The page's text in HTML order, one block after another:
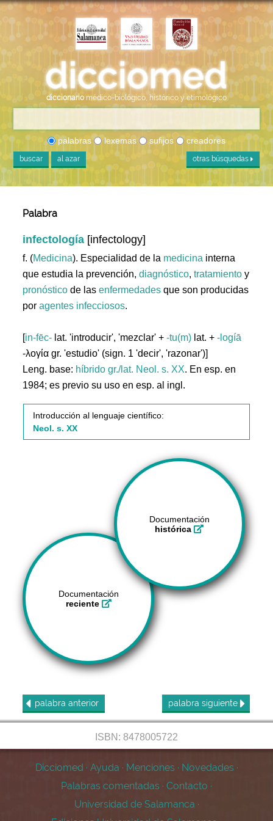
diccionario médico-biológico, histórico y etimológico
palabras lexemas sufijos creadores
buscar al azar otras búsquedas
Palabra
infectología [infectology]
f. (Medicina). Especialidad de la medicina interna
que estudia la prevención,diagnóstico,tratamiento y
pronóstico de lasenfermedades que son producidas
poragentes infecciosos.
[in-fēc- lat. 'introducir', 'mezclar' +-tu(m) lat. +-logíā
-λογία gr. 'estudio' (sign. 1 'decir', 'razonar')]
Leng. base: híbrido gr./lat. Neol. s. XX. En esp. en
1984; es previo su uso en esp. al ingl.
Introducción al lenguaje científico:
Neol. s. XX
Documentación
histórica
Documentación
reciente
palabra anterior palabra siguiente
ISBN: 8478005722
Dicciomed · Ayuda · Menciones · Novedades ·
Palabras comentadas · Contacto ·
Universidad de Salamanca ·